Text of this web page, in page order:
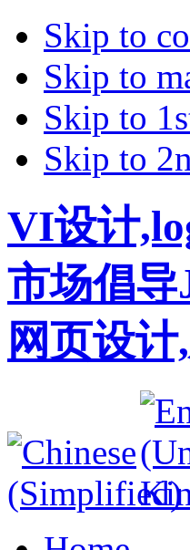
Skip to
Skip to
Skip to
Skip to
VI设计
市场倡导
网页设